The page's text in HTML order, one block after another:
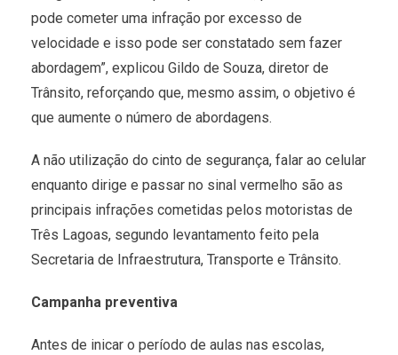
pode cometer uma infração por excesso de
velocidade e isso pode ser constatado sem fazer
abordagem”, explicou Gildo de Souza, diretor de
Trânsito, reforçando que, mesmo assim, o objetivo é
que aumente o número de abordagens.
A não utilização do cinto de segurança, falar ao celular
enquanto dirige e passar no sinal vermelho são as
principais infrações cometidas pelos motoristas de
Três Lagoas, segundo levantamento feito pela
Secretaria de Infraestrutura, Transporte e Trânsito.
Campanha preventiva
Antes de inicar o período de aulas nas escolas,